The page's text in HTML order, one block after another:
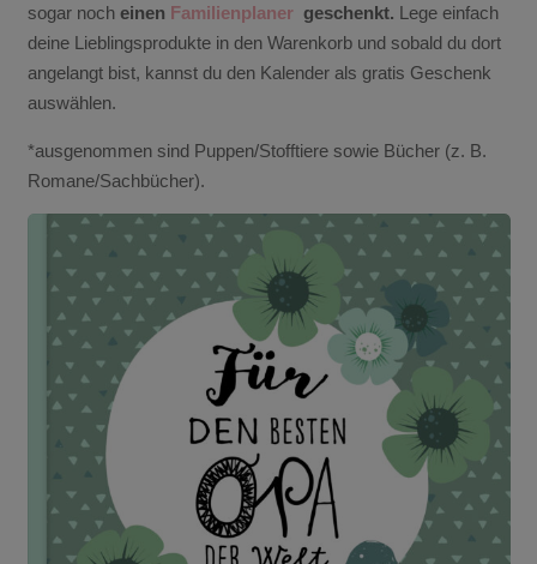
sogar noch einen Familienplanergeschenkt. Lege einfach
deine Lieblingsprodukte in den Warenkorb und sobald du dort
angelangt bist, kannst du den Kalender als gratis Geschenk
auswählen.
*ausgenommen sind Puppen/Stofftiere sowie Bücher (z. B.
Romane/Sachbücher).